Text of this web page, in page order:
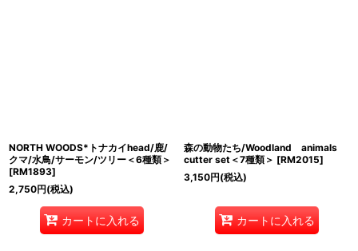
NORTH WOODS*トナカイhead/鹿/
クマ/水鳥/サーモン/ツリー＜6種類＞
[RM1893]
2,750円(税込)
カートに入れる
森の動物たち/Woodland animals
cutter set＜7種類＞ [RM2015]
3,150円(税込)
カートに入れる